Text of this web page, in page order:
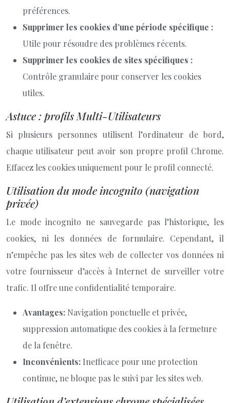
préférences.
Supprimer les cookies d’une période spécifique :
Utile pour résoudre des problèmes récents.
Supprimer les cookies de sites spécifiques :
Contrôle granulaire pour conserver les cookies
utiles.
Astuce : profils Multi-Utilisateurs
Si plusieurs personnes utilisent l’ordinateur de bord,
chaque utilisateur peut avoir son propre profil Chrome.
Effacez les cookies uniquement pour le profil connecté.
Utilisation du mode incognito (navigation
privée)
Le mode incognito ne sauvegarde pas l’historique, les
cookies, ni les données de formulaire. Cependant, il
n’empêche pas les sites web de collecter vos données ni
votre fournisseur d’accès à Internet de surveiller votre
trafic. Il offre une confidentialité temporaire.
Avantages: Navigation ponctuelle et privée,
suppression automatique des cookies à la fermeture
de la fenêtre.
Inconvénients: Inefficace pour une protection
continue, ne bloque pas le suivi par les sites web.